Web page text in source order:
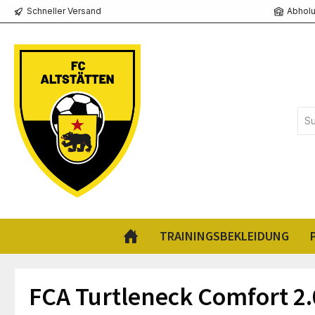
Zur Hauptnavigation springen
Schneller Versand
TRAININGSBEKLEIDUNG
FCA Turtleneck Comfort